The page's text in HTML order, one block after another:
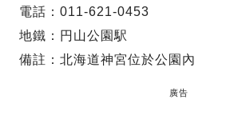
電話：011-621-0453
地鐵：円山公園駅
備註：北海道神宮位於公園內
廣告